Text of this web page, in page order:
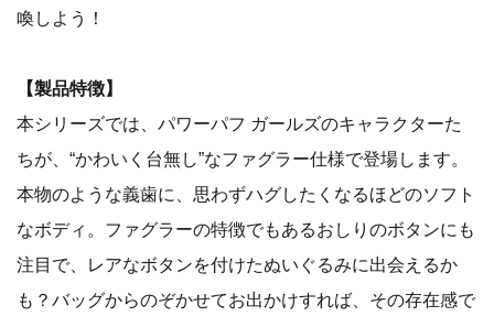
喚しよう！
【製品特徴】
本シリーズでは、パワーパフ ガールズのキャラクターた
ちが、“かわいく台無し”なファグラー仕様で登場します。
本物のような義歯に、思わずハグしたくなるほどのソフト
なボディ。ファグラーの特徴でもあるおしりのボタンにも
注目で、レアなボタンを付けたぬいぐるみに出会えるか
も？バッグからのぞかせてお出かけすれば、その存在感で